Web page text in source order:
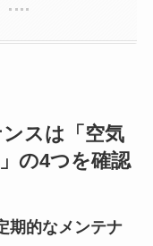
スは「空気
の4つを確認
期的なメンテナ